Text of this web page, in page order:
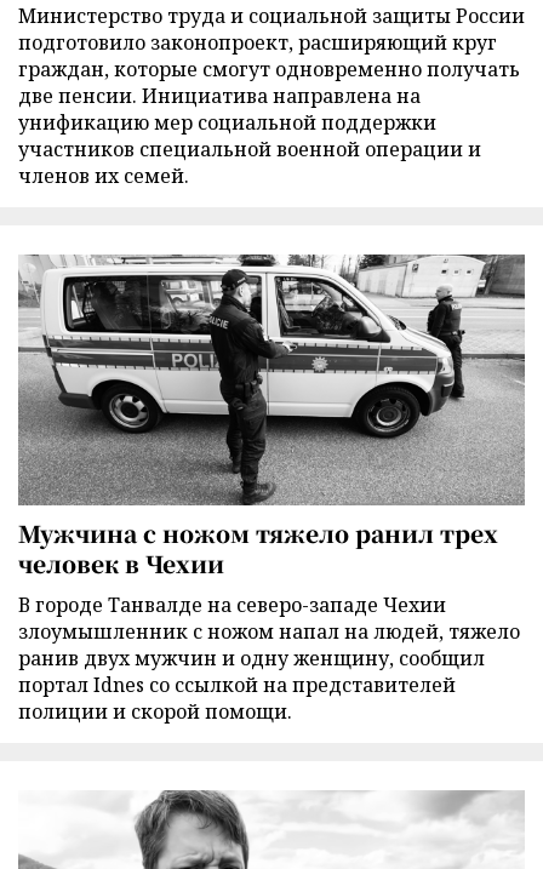
Министерство труда и социальной защиты России
подготовило законопроект, расширяющий круг
граждан, которые смогут одновременно получать
две пенсии. Инициатива направлена на
унификацию мер социальной поддержки
участников специальной военной операции и
членов их семей.
Мужчина с ножом тяжело ранил трех
человек в Чехии
В городе Танвалде на северо-западе Чехии
злоумышленник с ножом напал на людей, тяжело
ранив двух мужчин и одну женщину, сообщил
портал Idnes со ссылкой на представителей
полиции и скорой помощи.